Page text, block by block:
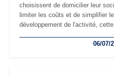
choisissent de domicilier leur
limiter les coûts et de simplifier
développement de l'activité,
professionnels, recrutement,06/07/